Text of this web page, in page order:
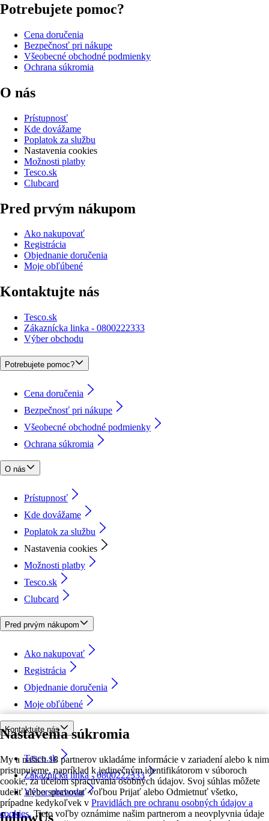
Nastavenia súkromia
My a našich 18 partnerov ukladáme informácie v zariadení alebo k nim
pristupujeme, napríklad k jedinečným identifikátorom v súboroch
cookie, za účelom spracúvania osobných údajov. Svoj súhlas môžete
udeliť alebo spravovať voľbou Prijať alebo Odmietnuť všetko,
prípadne kedykoľvek v Pravidlách pre ochranu osobných údajov a
cookies. Tieto voľby oznámime našim partnerom a neovplyvnia údaje
Potrebujete pomoc?
Cena doručenia
Bezpečnosť pri nákupe
Všeobecné obchodné podmienky
Ochrana súkromia
O nás
Prístupnosť
Kde dovážame
Poplatok za službu
Nastavenia cookies
Možnosti platby
Tesco.sk
Clubcard
Pred prvým nákupom
Ako nakupovať
Registrácia
Objednanie doručenia
Moje obľúbené
Kontaktujte nás
Tesco.sk
Zákaznícka linka - 0800222333
Výber obchodu
Potrebujete pomoc?
Cena doručenia
Bezpečnosť pri nákupe
Všeobecné obchodné podmienky
Ochrana súkromia
O nás
Prístupnosť
Kde dovážame
Poplatok za službu
Nastavenia cookies
Možnosti platby
Tesco.sk
Clubcard
Pred prvým nákupom
Ako nakupovať
Registrácia
Objednanie doručenia
Moje obľúbené
Kontaktujte nás
Tesco.sk
Zákaznícka linka - 0800222333
Výber obchodu
followUs